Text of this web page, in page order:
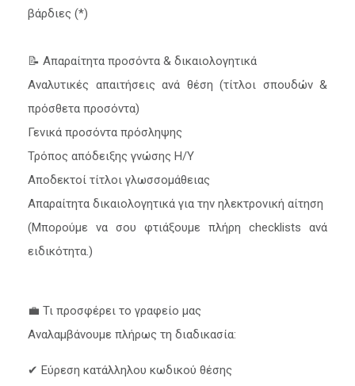
βάρδιες (*)
📝 Απαραίτητα προσόντα & δικαιολογητικά
Αναλυτικές απαιτήσεις ανά θέση (τίτλοι σπουδών &
πρόσθετα προσόντα)
Γενικά προσόντα πρόσληψης
Τρόπος απόδειξης γνώσης Η/Υ
Αποδεκτοί τίτλοι γλωσσομάθειας
Απαραίτητα δικαιολογητικά για την ηλεκτρονική αίτηση
(Μπορούμε να σου φτιάξουμε πλήρη checklists ανά
ειδικότητα.)
💼 Τι προσφέρει το γραφείο μας
Αναλαμβάνουμε πλήρως τη διαδικασία:
✔ Εύρεση κατάλληλου κωδικού θέσης